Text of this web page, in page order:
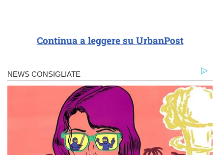
Continua a leggere su UrbanPost